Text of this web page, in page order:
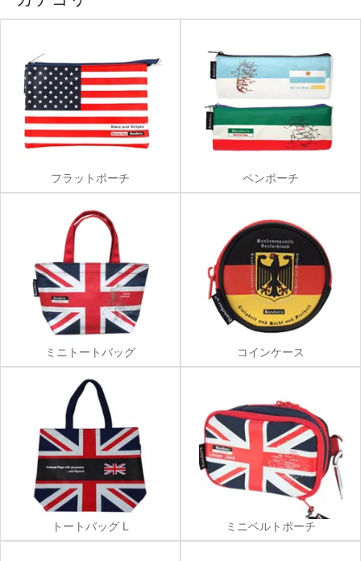
フラットポーチ ペンポーチ
ミニトートバッグ コインケース
トートバッグ L ミニベルトポーチ